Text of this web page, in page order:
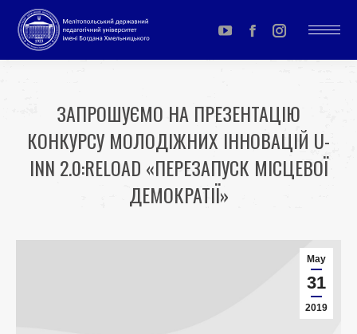
YouTube
page
in
new
window
Facebook
page
in
new
window
Instagram
page
in
new
window
ЗАПРОШУЄМО НА ПРЕЗЕНТАЦІЮ
КОНКУРСУ МОЛОДІЖНИХ ІННОВАЦІЙ U-
INN 2.0:RELOAD «ПЕРЕЗАПУСК МІСЦЕВОЇ
ДЕМОКРАТІЇ»
May
31
2019